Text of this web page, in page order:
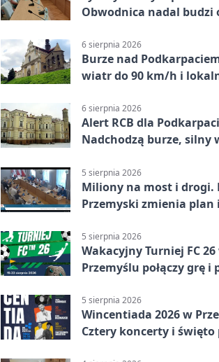
Obwodnica nadal budzi
6 sierpnia 2026
Burze nad
wiatr do 90 km/h i
6 sierpnia 2026
Alert RCB dla
Nadchodzą burze, silny
5 sierpnia 2026
Miliony na most i drogi.
Przemyski zmienia plan
5 sierpnia 2026
Wakacyjny Turniej FC 26
Przemyślu połączy grę i
5 sierpnia 2026
Wincentiada 2026 w
Cztery koncerty i